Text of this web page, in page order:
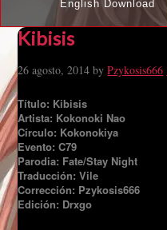
English Download
Kibisis
26 agosto, 2014 byPzykosis666
Título: Kibisis
Artista: Kokonoki Nao
Círculo: Kokonokiya
Evento: C79
Parodia: Fate/Stay Night
Traducción: Vile
Corrección: Pzykosis666
Edición: Drxgo